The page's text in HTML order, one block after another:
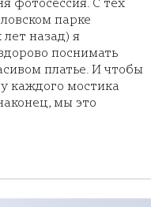
парке
назад) я
поснимать
платье. И чтобы
каждого мостика
мы это